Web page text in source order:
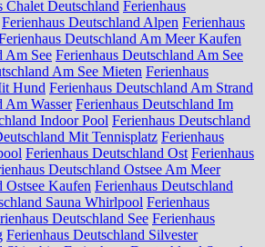
Chalet Deutschland Ferienhaus
Ferienhaus Deutschland Alpen Ferienhaus
Deutschland Am Meer Kaufen
Am See Ferienhaus Deutschland Am See
Am See Mieten Ferienhaus
Hund Ferienhaus Deutschland Am Strand
Am Wasser Ferienhaus Deutschland Im
Indoor Pool Ferienhaus Deutschland
Mit Tennisplatz Ferienhaus
Ferienhaus Deutschland Ost Ferienhaus
Deutschland Ostsee Am Meer
Ostsee Kaufen Ferienhaus Deutschland
Sauna Whirlpool Ferienhaus
Deutschland See Ferienhaus
Ferienhaus Deutschland Silvester